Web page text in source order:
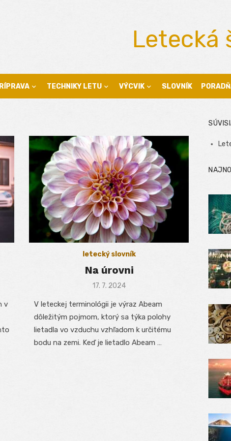
Letecká
TECHNIKY LETU VÝCVIK SLOVNÍK
v
letecký slovník
Na úrovni
Posted
17. 7. 2024
V leteckej terminológii je výraz Abeam
dôležitým pojmom, ktorý sa týka polohy
lietadla vo vzduchu vzhľadom k určitému
bodu na zemi. Keď je lietadlo Abeam …